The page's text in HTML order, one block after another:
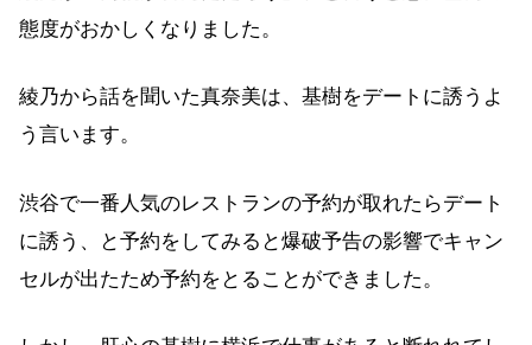
態度がおかしくなりました。
綾乃から話を聞いた真奈美は、基樹をデートに誘うよ
う言います。
渋谷で一番人気のレストランの予約が取れたらデート
に誘う、と予約をしてみると爆破予告の影響でキャン
セルが出たため予約をとることができました。